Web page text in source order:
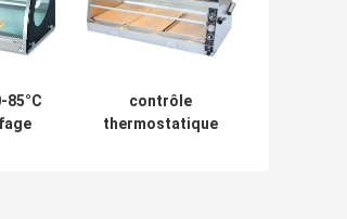
85°C
contrôle
thermostatique